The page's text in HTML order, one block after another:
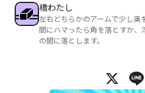
橋わたし
左右どちらかのアームで少し奥
間にハマったら角を落とすか
の間に落とします。
X